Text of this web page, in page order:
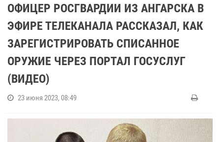
ОФИЦЕР РОСГВАРДИИ ИЗ АНГАРСКА В
ЭФИРЕ ТЕЛЕКАНАЛА РАССКАЗАЛ, КАК
ЗАРЕГИСТРИРОВАТЬ СПИСАННОЕ
ОРУЖИЕ ЧЕРЕЗ ПОРТАЛ ГОСУСЛУГ
(ВИДЕО)
23 июня 2023, 08:49